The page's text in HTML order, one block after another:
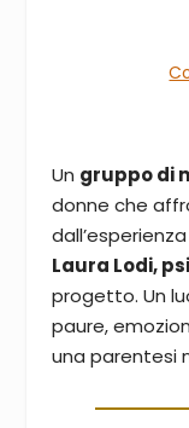
Un gruppo di
donne che
Laura Lodi,
progetto. Un
paure,
una parentesi